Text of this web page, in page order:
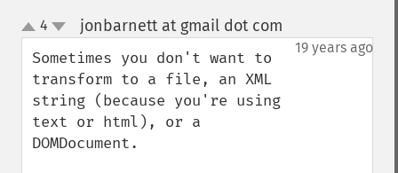
up
down
4 jonbarnett at gmail dot com
19 years ago
Sometimes you don't want to
transform to a file, an XML
string (because you're using
text or html), or a
DOMDocument.